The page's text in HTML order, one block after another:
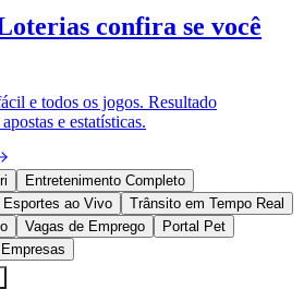
confira se você
e todos os jogos. Resultado
e estatísticas.
Entretenimento Completo
Esportes ao Vivo
Trânsito em Tempo Real
Vagas de Emprego
Portal Pet